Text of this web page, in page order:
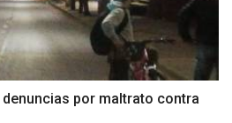
por maltrato contra